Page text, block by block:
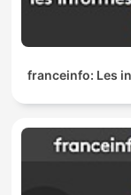
franceinfo: Les